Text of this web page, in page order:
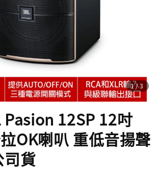
1/3
12SP 12吋
OK喇叭 重低音揚聲
貨